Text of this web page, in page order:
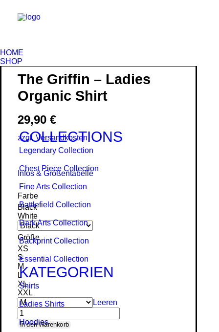
HOME
SHOP
COLLECTIONS
Legendary Collection
Chest Piece Collection
Fine Arts Collection
Battlefield Collection
Dark Arts Collection
Backprint Collection
Essential Collection
KATEGORIEN
Shirts
Ladies Shirts
Hoodies
The Griffin – Ladies
Organic Shirt
29,90 €
zzgl. Versandkosten
Infos & Größentabelle
Farbe
Black
White
Größe
XS
S
M
L
XL
XXL
Leeren
The
In den Warenkorb